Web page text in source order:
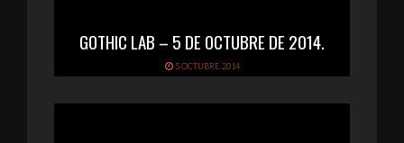
GOTHIC LAB – 5 DE OCTUBRE DE 2014.
5 OCTUBRE 2014